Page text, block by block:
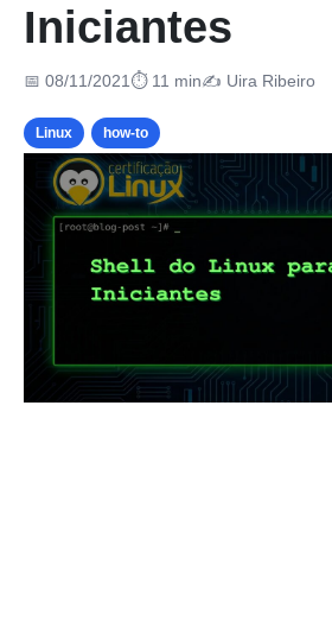
Iniciantes
📅 08/11/2021 ⏱ 11 min✍️ Uira Ribeiro
Linux how-to